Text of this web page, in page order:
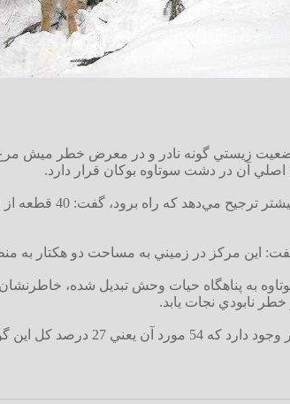
آن در دشت سوتاوه بوکان قرار دارد.
محمدي زاده با بيان
اين مرکز در زميني به مساحت دو هکتار به
به پناهگاه حيات وحش تبديل شده،